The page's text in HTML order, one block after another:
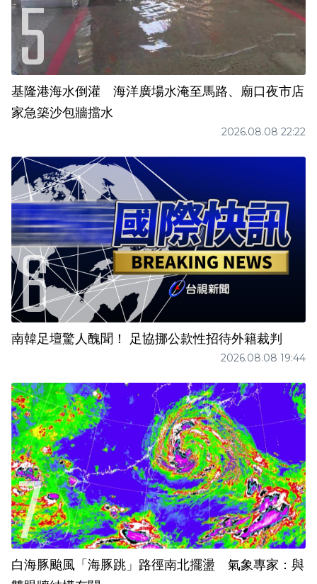
基隆港海水倒灌 海洋廣場水淹至馬路、廟口夜市店
家急築沙包牆擋水
2026.08.08 22:22
南韓足壇驚人醜聞！ 足協挪公款性招待外籍裁判
2026.08.08 19:44
白海豚颱風「海豚跳」路徑南北擺盪 氣象專家：與